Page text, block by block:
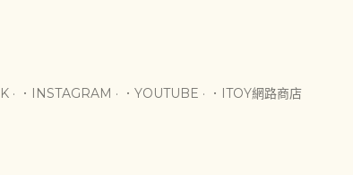
．INSTAGRAM ．YOUTUBE ．ITOY網路商店